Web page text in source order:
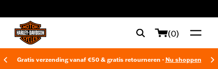
(0)
Gratis verzending vanaf €50 & gratis retourneren - Nu shoppen